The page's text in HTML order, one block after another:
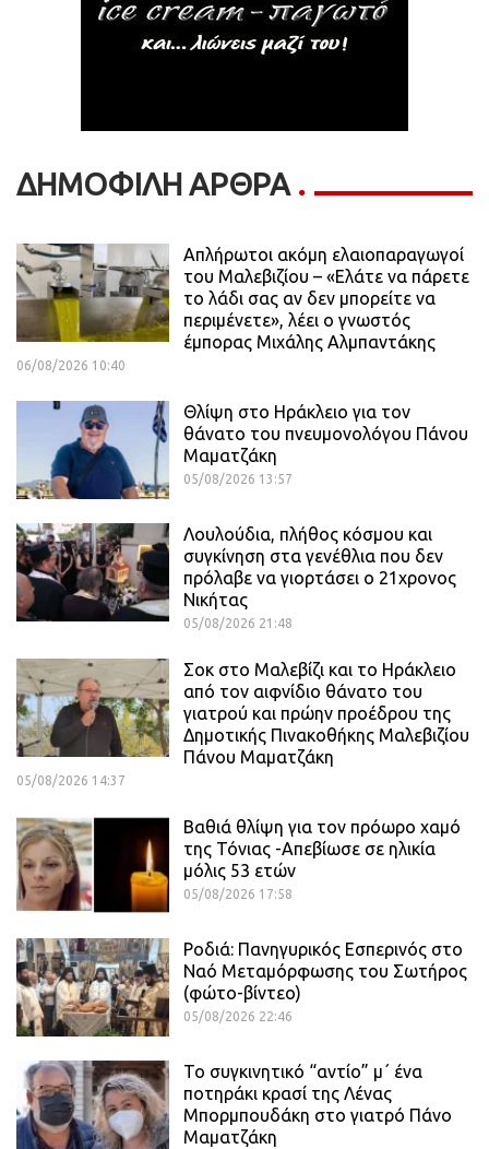
ΔΗΜΟΦΙΛΗ ΑΡΘΡΑ
Απλήρωτοι ακόμη ελαιοπαραγωγοί
του Μαλεβιζίου – «Ελάτε να πάρετε
το λάδι σας αν δεν μπορείτε να
περιμένετε», λέει ο γνωστός
έμπορας Μιχάλης Αλμπαντάκης
06/08/2026 10:40
Θλίψη στο Ηράκλειο για τον
θάνατο του πνευμονολόγου Πάνου
Μαματζάκη
05/08/2026 13:57
Λουλούδια, πλήθος κόσμου και
συγκίνηση στα γενέθλια που δεν
πρόλαβε να γιορτάσει ο 21χρονος
Νικήτας
05/08/2026 21:48
Σοκ στο Μαλεβίζι και το Ηράκλειο
από τον αιφνίδιο θάνατο του
γιατρού και πρώην προέδρου της
Δημοτικής Πινακοθήκης Μαλεβιζίου
Πάνου Μαματζάκη
05/08/2026 14:37
Βαθιά θλίψη για τον πρόωρο χαμό
της Τόνιας -Απεβίωσε σε ηλικία
μόλις 53 ετών
05/08/2026 17:58
Ροδιά: Πανηγυρικός Εσπερινός στο
Ναό Μεταμόρφωσης του Σωτήρος
(φώτο-βίντεο)
05/08/2026 22:46
Το συγκινητικό “αντίο” μ΄ ένα
ποτηράκι κρασί της Λένας
Μπορμπουδάκη στο γιατρό Πάνο
Μαματζάκη